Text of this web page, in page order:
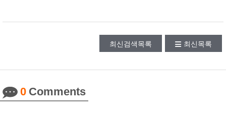
최신검색목록 최신목록
0 Comments